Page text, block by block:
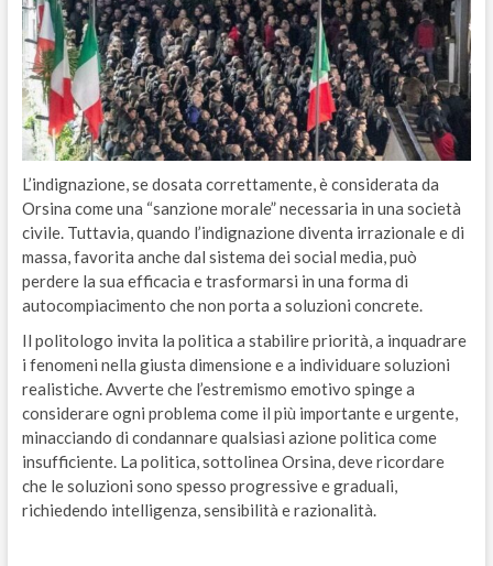
L’indignazione, se dosata correttamente, è considerata da
Orsina come una “sanzione morale” necessaria in una società
civile. Tuttavia, quando l’indignazione diventa irrazionale e di
massa, favorita anche dal sistema dei social media, può
perdere la sua efficacia e trasformarsi in una forma di
autocompiacimento che non porta a soluzioni concrete.
Il politologo invita la politica a stabilire priorità, a inquadrare
i fenomeni nella giusta dimensione e a individuare soluzioni
realistiche. Avverte che l’estremismo emotivo spinge a
considerare ogni problema come il più importante e urgente,
minacciando di condannare qualsiasi azione politica come
insufficiente. La politica, sottolinea Orsina, deve ricordare
che le soluzioni sono spesso progressive e graduali,
richiedendo intelligenza, sensibilità e razionalità.